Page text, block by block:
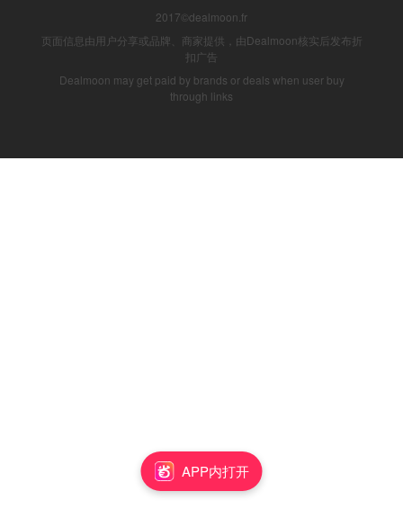
APP内打开
2017©dealmoon.fr
页面信息由用户分享或品牌、商家提供，由Dealmoon核实后发布折
扣广告
Dealmoon may get paid by brands or deals when user buy
through links